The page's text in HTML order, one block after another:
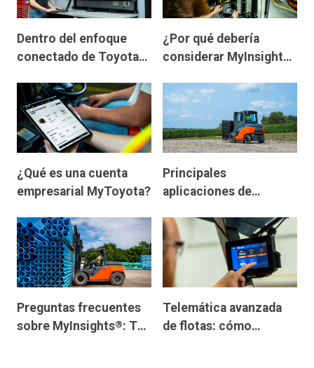
Dentro del enfoque
conectado de Toyota
inteligente de flotas
¿Por qué debería
considerar MyInsights
telemática?
¿Qué es una cuenta
empresarial MyToyota?
Principales
aplicaciones de
Preguntas frecuentes
sobre MyInsights®: Tu
Telemática avanzada
de flotas: cómo